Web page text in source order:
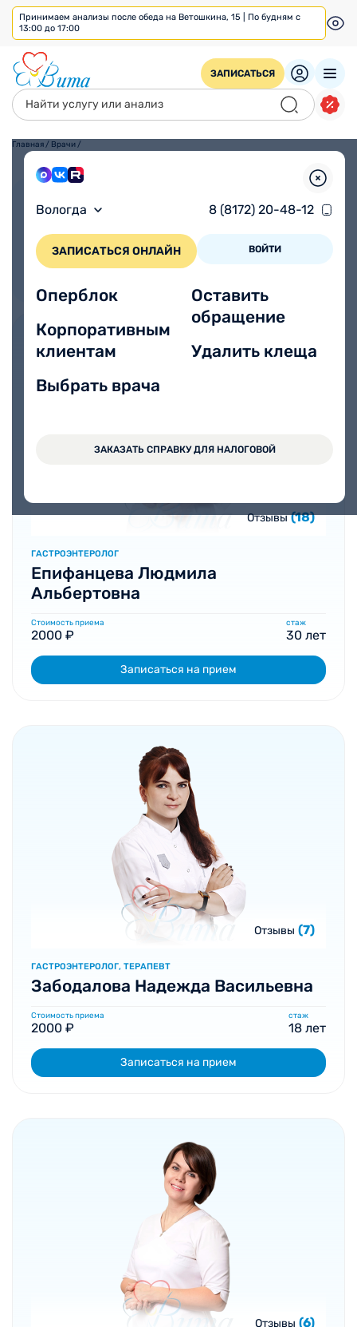
Принимаем анализы после обеда на Ветошкина, 15 | По будням с
13:00 до 17:00
ЗАПИСАТЬСЯ
Вологда 8 (8172) 20-48-12
ЗАПИСАТЬСЯ ОНЛАЙН ВОЙТИ
Оперблок
Корпоративным
клиентам
Выбрать врача
Оставить
обращение
Удалить клеща
ЗАКАЗАТЬ СПРАВКУ ДЛЯ НАЛОГОВОЙ
Главная / Врачи /
Взрослым
Отзывы (18)
ГАСТРОЭНТЕРОЛОГ
Епифанцева Людмила
Альбертовна
Стоимость приема
2000 ₽
стаж
30 лет
Записаться на прием
Отзывы (7)
ГАСТРОЭНТЕРОЛОГ, ТЕРАПЕВТ
Забодалова Надежда Васильевна
Стоимость приема
2000 ₽
стаж
18 лет
Записаться на прием
Отзывы (6)